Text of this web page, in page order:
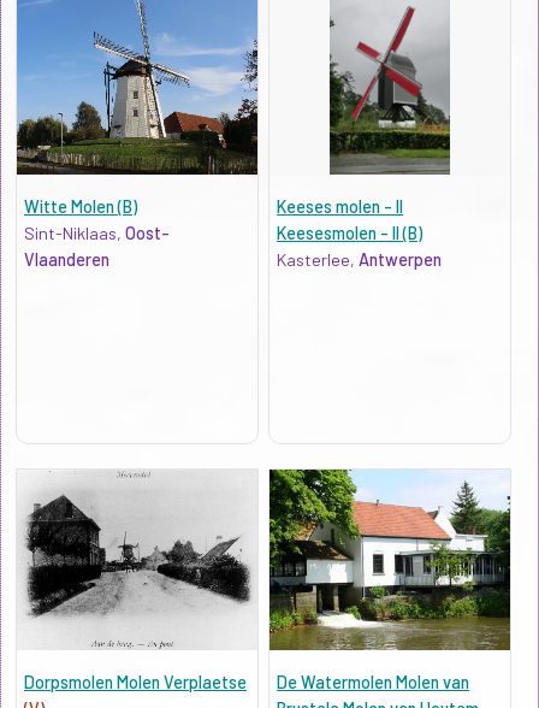
Witte Molen (B)
Sint-Niklaas, Oost-
Vlaanderen
Keeses molen - II
Keesesmolen - II (B)
Kasterlee,Antwerpen
Dorpsmolen Molen Verplaetse
De Watermolen Molen van